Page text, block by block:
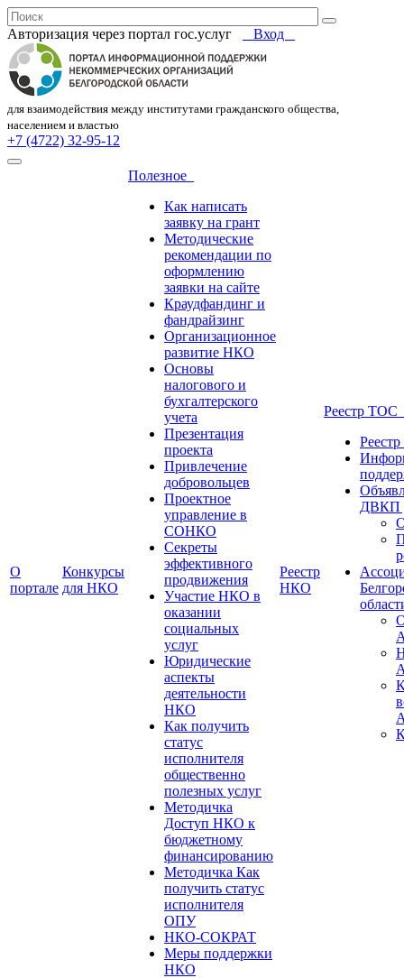
Авторизация через портал гос.уcлуг Вход
для взаимодействия между институтами гражданского общества,
населением и властью
+7 (4722) 32-95-12
О
портале
Конкурсы
для НКО
Полезное
Как написать
заявку на грант
Методические
рекомендации по
оформлению
заявки на сайте
Краудфандинг и
фандрайзинг
Организационное
развитие НКО
Основы
налогового и
бухгалтерского
учета
Презентация
проекта
Привлечение
добровольцев
Проектное
управление в
СОНКО
Секреты
эффективного
продвижения
Участие НКО в
оказании
социальных
услуг
Юридические
аспекты
деятельности
НКО
Как получить
статус
исполнителя
общественно
полезных услуг
Методичка
Доступ НКО к
бюджетному
финансированию
Методичка Как
получить статус
исполнителя
ОПУ
НКО-СОКРАТ
Меры поддержки
НКО
Реестр
НКО
Реестр ТОС
ДВКП